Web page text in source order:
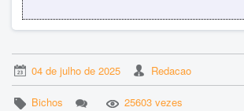
04 de julho de 2025 Redacao
Bichos 25603 vezes